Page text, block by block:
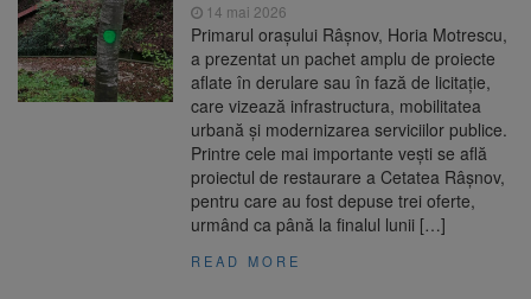
14 mai 2026
Primarul orașului Râșnov, Horia Motrescu,
a prezentat un pachet amplu de proiecte
aflate în derulare sau în fază de licitație,
care vizează infrastructura, mobilitatea
urbană și modernizarea serviciilor publice.
Printre cele mai importante vești se află
proiectul de restaurare a Cetatea Râșnov,
pentru care au fost depuse trei oferte,
urmând ca până la finalul lunii […]
READ MORE